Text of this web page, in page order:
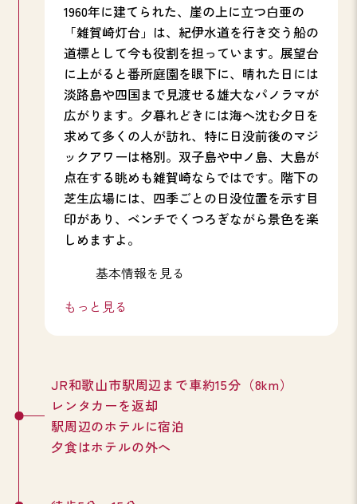
1960年に建てられた、崖の上に立つ白亜の
「雑賀崎灯台」は、紀伊水道を行き交う船の
道標として今も役割を担っています。展望台
に上がると番所庭園を眼下に、晴れた日には
淡路島や四国まで見渡せる雄大なパノラマが
広がります。夕暮れどきには海へ沈む夕日を
求めて多くの人が訪れ、特に日没前後のマジ
ックアワーは格別。双子島や中ノ島、大島が
点在する眺めも雑賀崎ならではです。階下の
芝生広場には、四季ごとの日没位置を示す目
印があり、ベンチでくつろぎながら景色を楽
しめますよ。
基本情報を見る
もっと見る
JR和歌山市駅周辺まで車約15分（8km）
レンタカーを返却
駅周辺のホテルに宿泊
夕食はホテルの外へ